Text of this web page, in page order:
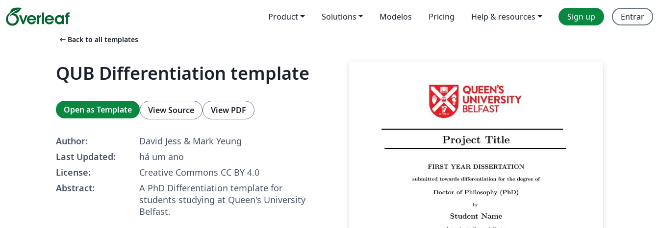
Product Solutions Modelos Pricing Help & resources Sign up Entrar
arrow_left_alt Back to all templates
QUB Differentiation template
Open as Template View Source View PDF
Author:
David Jess & Mark Yeung
Last Updated:
há um ano
License:
Creative Commons CC BY 4.0
Abstract:
A PhD Differentiation template for
students studying at Queen's University
Belfast.